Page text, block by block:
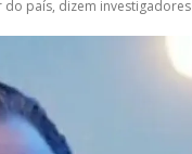
país, dizem investigadores